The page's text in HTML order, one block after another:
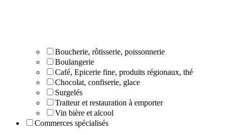
Boucherie, rôtisserie, poissonnerie
Boulangerie
Café, Epicerie fine, produits régionaux, thé
Chocolat, confiserie, glace
Surgelés
Traiteur et restauration à emporter
Vin bière et alcool
Commerces spécialisés